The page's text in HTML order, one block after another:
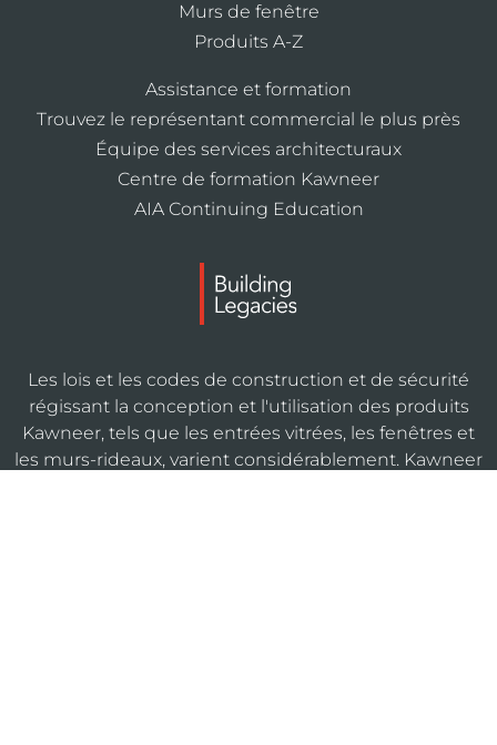
Murs de fenêtre
Produits A-Z
Assistance et formation
Trouvez le représentant commercial le plus près
Équipe des services architecturaux
Centre de formation Kawneer
AIA Continuing Education
Les lois et les codes de construction et de sécurité
régissant la conception et l'utilisation des produits
Kawneer, tels que les entrées vitrées, les fenêtres et
les murs-rideaux, varient considérablement. Kawneer